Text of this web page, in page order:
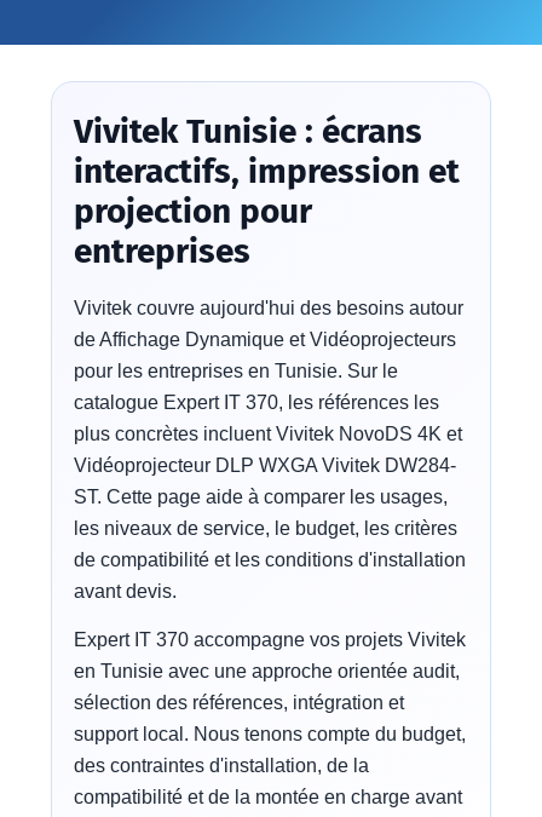
Vivitek Tunisie : écrans
interactifs, impression et
projection pour
entreprises
Vivitek couvre aujourd'hui des besoins autour
de Affichage Dynamique et Vidéoprojecteurs
pour les entreprises en Tunisie. Sur le
catalogue Expert IT 370, les références les
plus concrètes incluent Vivitek NovoDS 4K et
Vidéoprojecteur DLP WXGA Vivitek DW284-
ST. Cette page aide à comparer les usages,
les niveaux de service, le budget, les critères
de compatibilité et les conditions d'installation
avant devis.
Expert IT 370 accompagne vos projets Vivitek
en Tunisie avec une approche orientée audit,
sélection des références, intégration et
support local. Nous tenons compte du budget,
des contraintes d'installation, de la
compatibilité et de la montée en charge avant